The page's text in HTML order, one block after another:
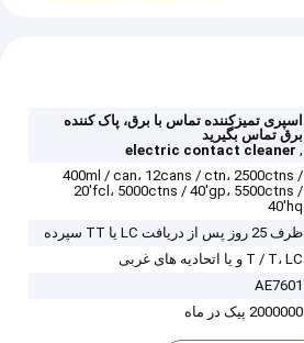
اسپری تمیزکننده تماس با برق، پاک کننده
برق تماس بگیرید
,
electric contact cleaner
400ml / can، 12cans / ctn، 2500ctns /
20'fcl، 5000ctns / 40'gp، 5500ctns /
40'hq
ظرف 25 روز پس از دریافت LC یا TT سپرده
T / T، LC و یا اتحادیه های غربی
AE7601
2000000 پیک در ماه